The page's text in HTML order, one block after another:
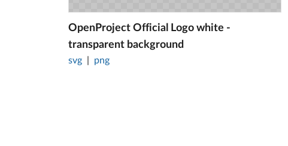
OpenProject Official Logo white -
transparent background
svg png